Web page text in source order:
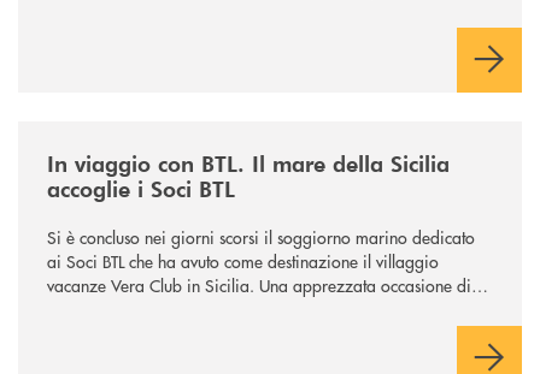
In viaggio con BTL. Il mare della Sicilia
accoglie i Soci BTL
Si è concluso nei giorni scorsi il soggiorno marino dedicato
ai Soci BTL che ha avuto come destinazione il villaggio
vacanze Vera Club in Sicilia. Una apprezzata occasione di